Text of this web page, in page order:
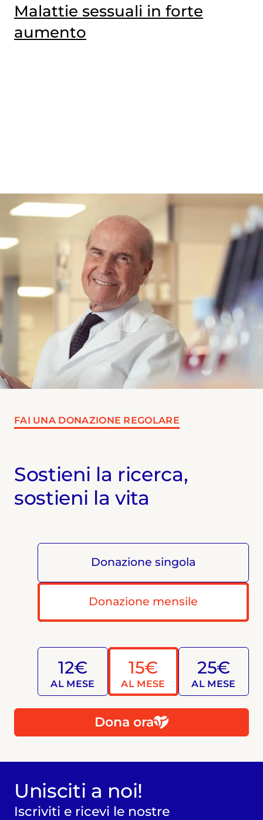
Malattie sessuali in forte
aumento
FAI UNA DONAZIONE REGOLARE
Sostieni la ricerca,
sostieni la vita
Donazione singola
Donazione mensile
12€
AL MESE
15€
AL MESE
25€
AL MESE
Dona ora
Unisciti a noi!
Iscriviti e ricevi le nostre